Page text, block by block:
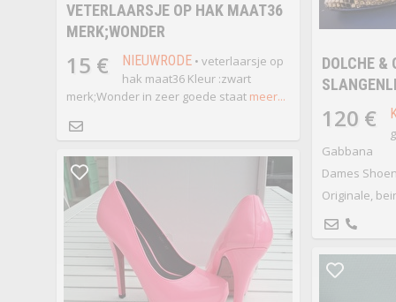
VETERLAARSJE OP HAK MAAT36
MERK;WONDER
15 € NIEUWRODE• veterlaarsje op
hak maat36 Kleur :zwart
merk;Wonder in zeer goede staat meer...
DOLCHE &
120 €
Gabbana
Dames
Originale,